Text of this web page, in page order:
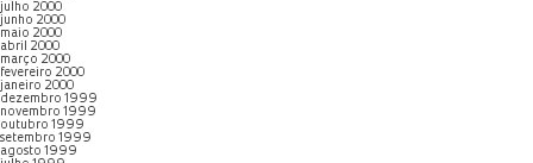
julho 2000
junho 2000
maio 2000
abril 2000
março 2000
fevereiro 2000
janeiro 2000
dezembro 1999
novembro 1999
outubro 1999
setembro 1999
agosto 1999